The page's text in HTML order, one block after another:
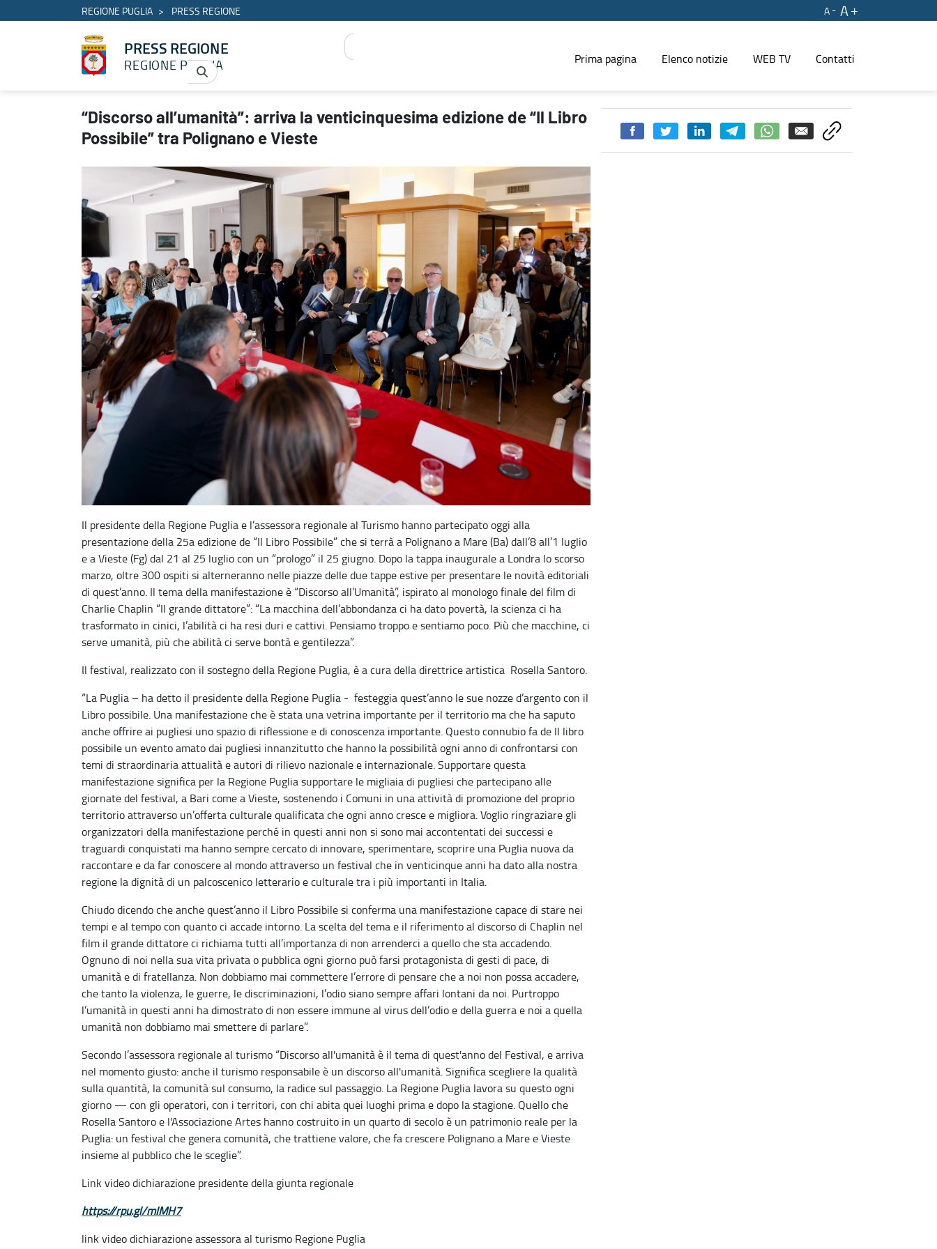
REGIONE PUGLIA PRESS REGIONE A
A
PRESS REGIONE
REGIONE PUGLIA Prima pagina Elenco notizie WEB TV Contatti
“Discorso all’umanità”: arriva la venticinquesima edizione de “Il Libro Possibile” tra Polignano e Vieste - PRESS REGIONE
“Discorso all’umanità”: arriva la venticinquesima edizione de “Il Libro
Possibile” tra Polignano e Vieste
Il presidente della Regione Puglia e l’assessora regionale al Turismo hanno partecipato oggi alla
presentazione della 25a edizione de “Il Libro Possibile” che si terrà a Polignano a Mare (Ba) dall’8 all’1 luglio
e a Vieste (Fg) dal 21 al 25 luglio con un “prologo” il 25 giugno. Dopo la tappa inaugurale a Londra lo scorso
marzo, oltre 300 ospiti si alterneranno nelle piazze delle due tappe estive per presentare le novità editoriali
di quest’anno. Il tema della manifestazione è “Discorso all’Umanità”, ispirato al monologo finale del film di
Charlie Chaplin “Il grande dittatore”: “La macchina dell’abbondanza ci ha dato povertà, la scienza ci ha
trasformato in cinici, l’abilità ci ha resi duri e cattivi. Pensiamo troppo e sentiamo poco. Più che macchine, ci
serve umanità, più che abilità ci serve bontà e gentilezza”.
Il festival, realizzato con il sostegno della Regione Puglia, è a cura della direttrice artistica Rosella Santoro.
“La Puglia – ha detto il presidente della Regione Puglia - festeggia quest’anno le sue nozze d’argento con il
Libro possibile. Una manifestazione che è stata una vetrina importante per il territorio ma che ha saputo
anche offrire ai pugliesi uno spazio di riflessione e di conoscenza importante. Questo connubio fa de Il libro
possibile un evento amato dai pugliesi innanzitutto che hanno la possibilità ogni anno di confrontarsi con
temi di straordinaria attualità e autori di rilievo nazionale e internazionale. Supportare questa
manifestazione significa per la Regione Puglia supportare le migliaia di pugliesi che partecipano alle
giornate del festival, a Bari come a Vieste, sostenendo i Comuni in una attività di promozione del proprio
territorio attraverso un’offerta culturale qualificata che ogni anno cresce e migliora. Voglio ringraziare gli
organizzatori della manifestazione perché in questi anni non si sono mai accontentati dei successi e
traguardi conquistati ma hanno sempre cercato di innovare, sperimentare, scoprire una Puglia nuova da
raccontare e da far conoscere al mondo attraverso un festival che in venticinque anni ha dato alla nostra
regione la dignità di un palcoscenico letterario e culturale tra i più importanti in Italia.
Chiudo dicendo che anche quest’anno il Libro Possibile si conferma una manifestazione capace di stare nei
tempi e al tempo con quanto ci accade intorno. La scelta del tema e il riferimento al discorso di Chaplin nel
film il grande dittatore ci richiama tutti all’importanza di non arrenderci a quello che sta accadendo.
Ognuno di noi nella sua vita privata o pubblica ogni giorno può farsi protagonista di gesti di pace, di
umanità e di fratellanza. Non dobbiamo mai commettere l’errore di pensare che a noi non possa accadere,
che tanto la violenza, le guerre, le discriminazioni, l’odio siano sempre affari lontani da noi. Purtroppo
l’umanità in questi anni ha dimostrato di non essere immune al virus dell’odio e della guerra e noi a quella
umanità non dobbiamo mai smettere di parlare”.
Secondo l’assessora regionale al turismo “Discorso all'umanità è il tema di quest'anno del Festival, e arriva
nel momento giusto: anche il turismo responsabile è un discorso all'umanità. Significa scegliere la qualità
sulla quantità, la comunità sul consumo, la radice sul passaggio. La Regione Puglia lavora su questo ogni
giorno — con gli operatori, con i territori, con chi abita quei luoghi prima e dopo la stagione. Quello che
Rosella Santoro e l'Associazione Artes hanno costruito in un quarto di secolo è un patrimonio reale per la
Puglia: un festival che genera comunità, che trattiene valore, che fa crescere Polignano a Mare e Vieste
insieme al pubblico che le sceglie”.
Link video dichiarazione presidente della giunta regionale
https://rpu.gl/mIMH7
link video dichiarazione assessora al turismo Regione Puglia